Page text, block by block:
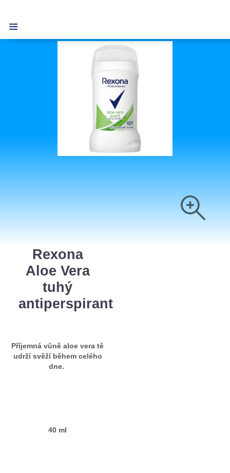
Rexona
Aloe Vera
tuhý
antiperspirant
Příjemná vůně aloe vera tě
udrží svěží během celého
dne.
40 ml